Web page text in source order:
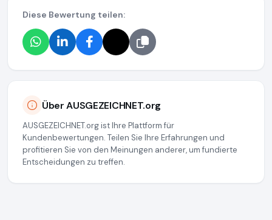
Diese Bewertung teilen:
Über AUSGEZEICHNET.org
AUSGEZEICHNET.org ist Ihre Plattform für
Kundenbewertungen. Teilen Sie Ihre Erfahrungen und
profitieren Sie von den Meinungen anderer, um fundierte
Entscheidungen zu treffen.